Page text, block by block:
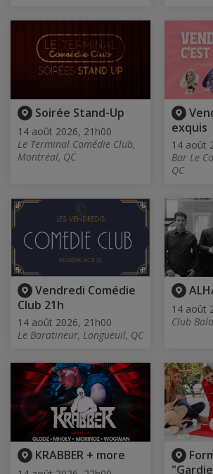
Soirée Stand-Up
14 août 2026, 21h00
Le Terminal Comédie Club,
Montréal, QC
exquis
14 août
Bar Le
QC
Vendredi Comédie
Club 21h
14 août 2026, 21h00
Le Baratineur, Longueuil, QC
14 août
Club
KRABBER + more